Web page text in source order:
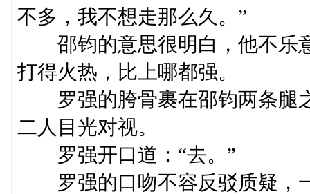
不多，我不想走那么久。”
邵钧的意思很明白，他不乐
打得火热，比上哪都强。
罗强的胯骨裹在邵钧两条腿
二人目光对视。
罗强开口道：“去。”
罗强的口吻不容反驳质疑，